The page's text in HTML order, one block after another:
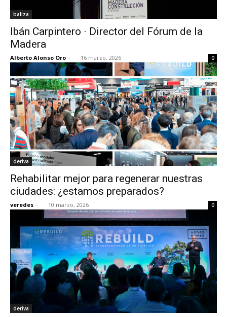
baliza
Ibán Carpintero · Director del Fórum de la
Madera
Alberto Alonso Oro - 16 marzo, 2026 0
deriva
Rehabilitar mejor para regenerar nuestras
ciudades: ¿estamos preparados?
veredes - 10 marzo, 2026 0
deriva